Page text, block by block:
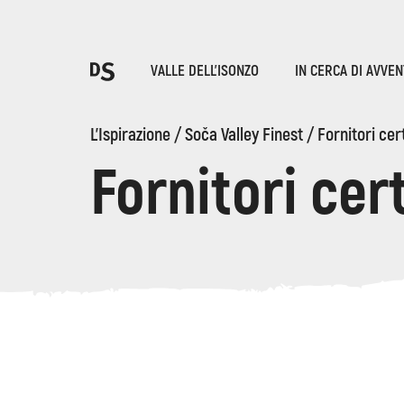
VALLE DELL'ISONZO IN CERCA DI
L'Ispirazione/Soča Valley Finest/Fornitori
Fornitori
LE GOLE DI TOLMIN